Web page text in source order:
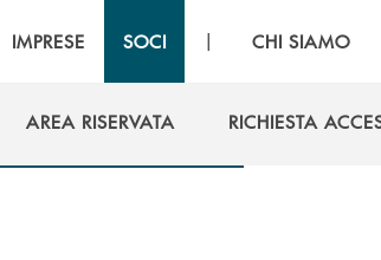
IMPRESE SOCI | CHI SIAMO
AREA RISERVATA
RICHIESTA